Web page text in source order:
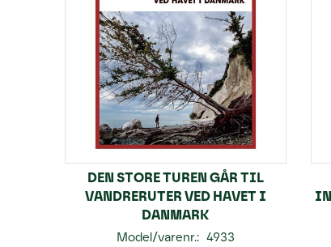
DEN STORE TUREN GÅR TIL
VANDRERUTER VED HAVET I
DANMARK
Model/varenr.: 4933